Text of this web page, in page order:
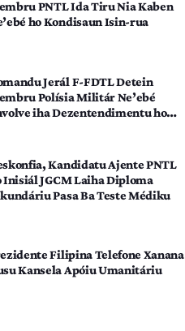
PNTL Ida Tiru Nia Kaben
ho Kondisaun Isin-rua
Jerál F-FDTL Detein
Polísia Militár Ne’ebé
iha Dezentendimentu ho
Kandidatu Ajente PNTL
Inisiál JGCM Laiha Diploma
Pasa Ba Teste Médiku
Filipina Telefone Xanana
Kansela Apóiu Umanitáriu